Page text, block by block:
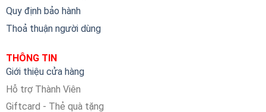
Quy định bảo hành
Thoả thuận người dùng
THÔNG TIN
Giới thiệu cửa hàng
Hỗ trợ Thành Viên
Giftcard - Thẻ quà tặng